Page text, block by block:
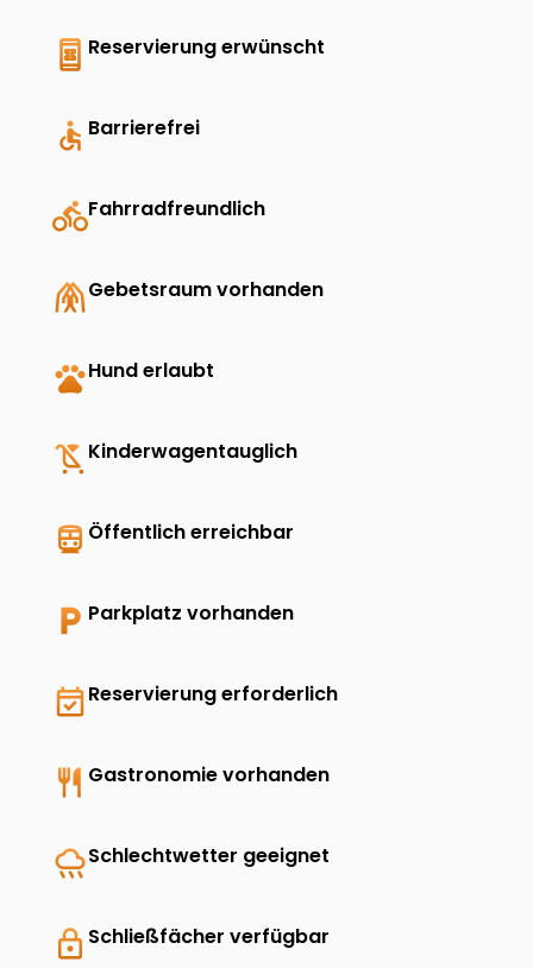
book_online Reservierung erwünscht
accessible Barrierefrei
directions_bikeFahrradfreundlich
folded_handsGebetsraum vorhanden
petsHund erlaubt
child_friendly Kinderwagentauglich
directions_transit Öffentlich erreichbar
local_parking Parkplatz vorhanden
event_availableReservierung erforderlich
restaurant Gastronomie vorhanden
rainySchlechtwetter geeignet
lock Schließfächer verfügbar